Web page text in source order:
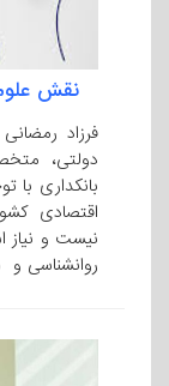
نقش
فرزاد
دولتی،
بانکداری
اقتصادی
نیست و نیاز
روانشناسی و